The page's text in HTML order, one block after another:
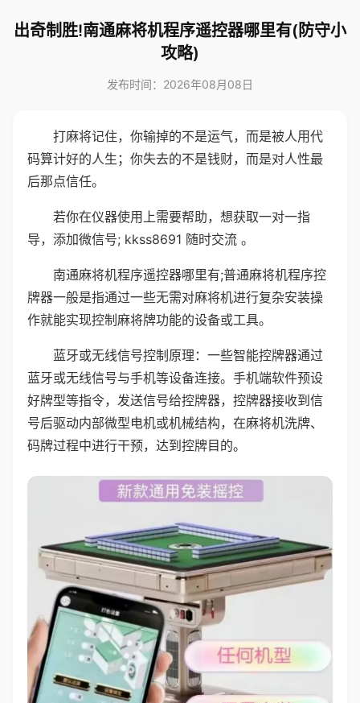
出奇制胜!南通麻将机程序遥控器哪里有(防守小
攻略)
发布时间：2026年08月08日
打麻将记住，你输掉的不是运气，而是被人用代
码算计好的人生；你失去的不是钱财，而是对人性最
后那点信任。
若你在仪器使用上需要帮助，想获取一对一指
导，添加微信号; kkss8691 随时交流 。
南通麻将机程序遥控器哪里有;普通麻将机程序控
牌器一般是指通过一些无需对麻将机进行复杂安装操
作就能实现控制麻将牌功能的设备或工具。
蓝牙或无线信号控制原理：一些智能控牌器通过
蓝牙或无线信号与手机等设备连接。手机端软件预设
好牌型等指令，发送信号给控牌器，控牌器接收到信
号后驱动内部微型电机或机械结构，在麻将机洗牌、
码牌过程中进行干预，达到控牌目的。